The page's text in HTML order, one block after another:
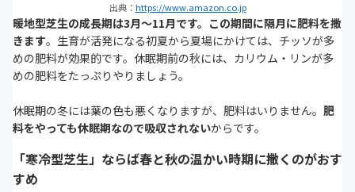
出典： https://www.amazon.co.jp
暖地型芝生の成長期は3月～11月です。この期間に隔月に肥料を撒
きます。生育が活発になる初夏から夏場にかけては、チッソが多
めの肥料が効果的です。休眠期前の秋には、カリウム・リンが多
めの肥料をたっぷりやりましょう。
休眠期の冬には葉の色も悪くなりますが、肥料はいりません。 肥
料をやっても休眠期なので吸収されないからです。
「寒冷型芝生」ならば春と秋の温かい時期に撒くのがおす
すめ